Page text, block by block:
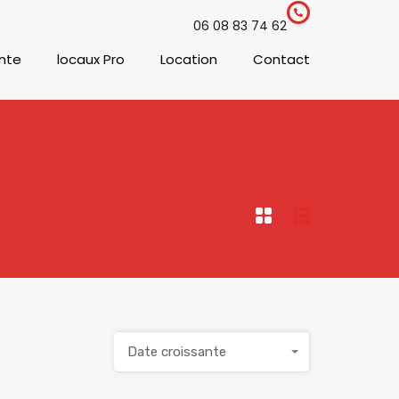
06 08 83 74 62
locaux Pro Location Contact
Date croissante